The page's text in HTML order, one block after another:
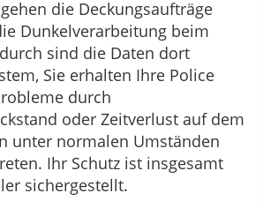
die Deckungsaufträge
Dunkelverarbeitung beim
sind die Daten dort
Sie erhalten Ihre Police
durch
oder Zeitverlust auf dem
unter normalen Umständen
Ihr Schutz ist insgesamt
sichergestellt.